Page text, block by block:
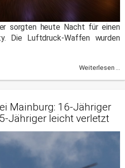
sorgten heute Nacht für einen
Die Luftdruck-Waffen wurden
Weiterlesen ...
Mainburg: 16-Jähriger
Jähriger leicht verletzt